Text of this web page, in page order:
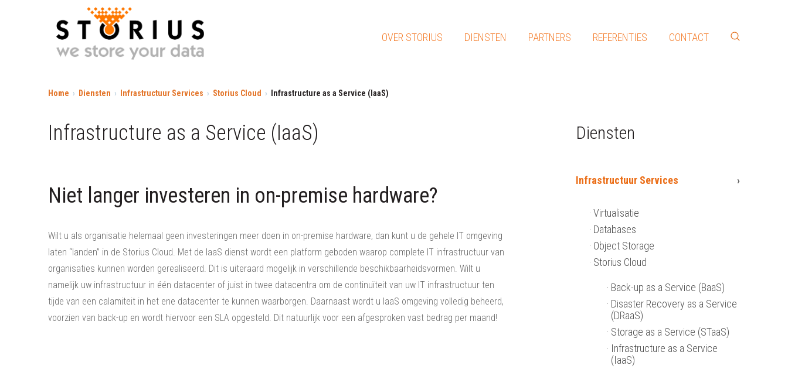
OVER STORIUS DIENSTEN PARTNERS REFERENTIES CONTACT
Home Diensten Infrastructuur Services Storius Cloud Infrastructure as a Service (IaaS)
Infrastructure as a Service (IaaS)
Niet langer investeren in on-premise hardware?
Wilt u als organisatie helemaal geen investeringen meer doen in on-premise hardware, dan kunt u de gehele IT omgeving
laten “landen” in de Storius Cloud. Met de IaaS dienst wordt een platform geboden waarop complete IT infrastructuur van
organisaties kunnen worden gerealiseerd. Dit is uiteraard mogelijk in verschillende beschikbaarheidsvormen. Wilt u
namelijk uw infrastructuur in één datacenter of juist in twee datacentra om de continuïteit van uw IT infrastructuur ten
tijde van een calamiteit in het ene datacenter te kunnen waarborgen. Daarnaast wordt u IaaS omgeving volledig beheerd,
voorzien van back-up en wordt hiervoor een SLA opgesteld. Dit natuurlijk voor een afgesproken vast bedrag per maand!
Diensten
Infrastructuur Services
Virtualisatie
Databases
Object Storage
Storius Cloud
Back-up as a Service (BaaS)
Disaster Recovery as a Service
(DRaaS)
Storage as a Service (STaaS)
Infrastructure as a Service
(IaaS)